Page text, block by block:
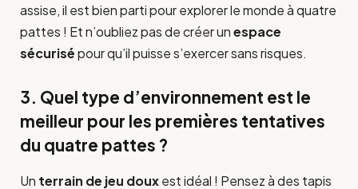
assise, il est bien parti pour explorer le monde à quatre
pattes ! Et n’oubliez pas de créer unespace
sécurisépour qu’il puisse s’exercer sans risques.
3. Quel type d’environnement est le
meilleur pour les premières tentatives
du quatre pattes ?
Un terrain de jeu douxest idéal ! Pensez à des tapis